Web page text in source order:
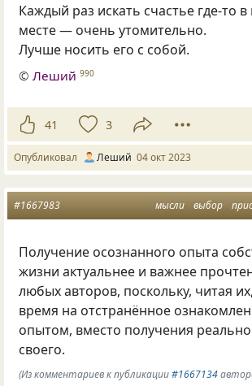
Каждый раз искать счастье где-то
месте — очень утомительно.
Лучше носить его с собой.
©Леший 990
41 3
Опубликовал Леший 04 окт 2023
мысли выбор
#1667983
Получение осознанного опыта
жизни актуальнее и важнее
любых авторов, поскольку, читая
время на отстранённое
опытом, вместо получения
своего.
(Из комментариев к публикации#1667134